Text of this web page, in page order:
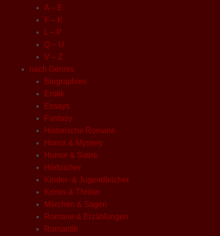
A – E
F – K
L – P
Q – U
V – Z
nach Genres
Biographien
Erotik
Essays
Fantasy
Historische Romane
Horror & Mystery
Humor & Satire
Hörbücher
Kinder- & Jugendbücher
Krimis & Thriller
Märchen & Sagen
Romane & Erzählungen
Romantik